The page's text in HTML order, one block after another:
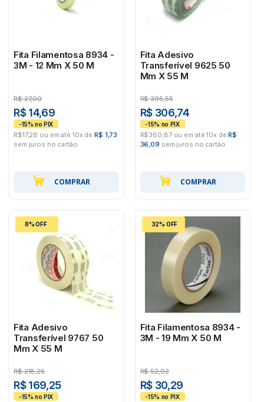
Fita Filamentosa 8934 -
3M - 12 Mm X 50 M
R$ 27,00
R$ 14,69
R$17,28 ou em até 10x de R$ 1,73
sem juros no cartão
COMPRAR
Fita Adesivo
Transferível 9625 50
Mm X 55 M
R$ 395,55
R$ 306,74
R$360,87 ou em até 10x deR$
36,09 sem juros no cartão
COMPRAR
8% OFF
Fita Adesivo
Transferível 9767 50
Mm X 55 M
R$ 218,25
R$ 169,25
32% OFF
Fita Filamentosa 8934 -
3M - 19 Mm X 50 M
R$ 52,92
R$ 30,29